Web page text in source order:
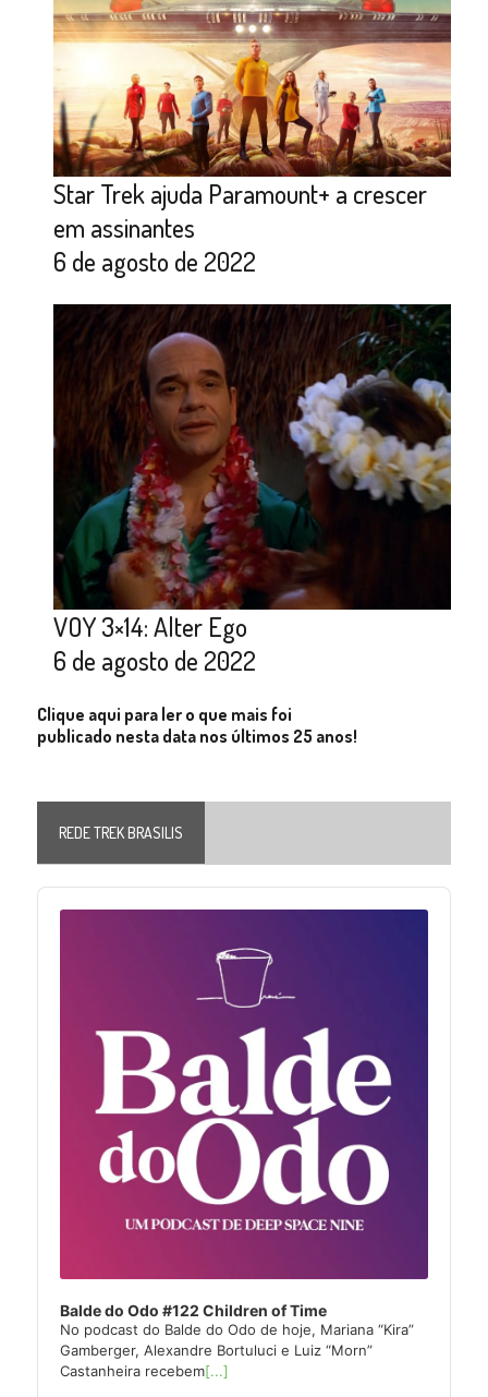
Star Trek ajuda Paramount+ a crescer
em assinantes
6 de agosto de 2022
VOY 3×14: Alter Ego
6 de agosto de 2022
Clique aqui para ler o que mais foi
publicado nesta data nos últimos 25 anos!
REDE TREK BRASILIS
Audio
Player
Balde do Odo #122 Children of Time
No podcast do Balde do Odo de hoje, Mariana “Kira”
Gamberger, Alexandre Bortuluci e Luiz “Morn”
Castanheira recebem[...]